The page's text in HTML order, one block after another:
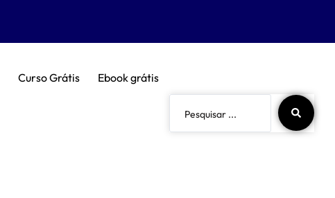
Curso Grátis Ebook grátis